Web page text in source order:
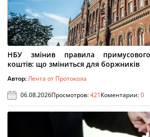
НБУ змінив правила
коштів: що зміниться для боржників
Автор:Лента от Протокола
06.08.2026Просмотров:421Коментарии:0